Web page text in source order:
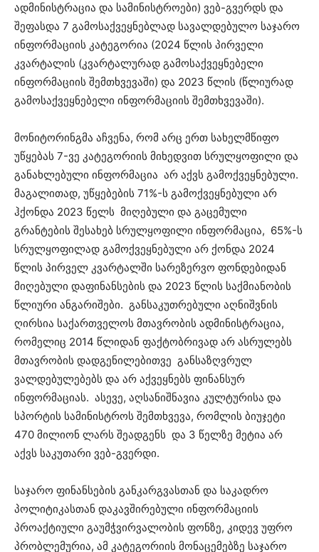
ადმინისტრაცია და სამინისტროები) ვებ-გვერდს და
შეფასდა 7 გამოსაქვეყნებლად სავალდებულო საჯარო
ინფორმაციის კატეგორია (2024 წლის პირველი
კვარტალის (კვარტალურად გამოსაქვეყნებელი
ინფორმაციის შემთხვევაში) და 2023 წლის (წლიურად
გამოსაქვეყნებელი ინფორმაციის შემთხვევაში).
მონიტორინგმა აჩვენა, რომ არც ერთ სახელმწიფო
უწყებას 7-ვე კატეგორიის მიხედვით სრულყოფილი და
განახლებული ინფორმაცია არ აქვს გამოქვეყნებული.
მაგალითად, უწყებების 71%-ს გამოქვეყნებული არ
ჰქონდა 2023 წელს მიღებული და გაცემული
გრანტების შესახებ სრულყოფილი ინფორმაცია, 65%-ს
სრულყოფილად გამოქვეყნებული არ ქონდა 2024
წლის პირველ კვარტალში სარეზერვო ფონდებიდან
მიღებული დაფინანსების და 2023 წლის საქმიანობის
წლიური ანგარიშები. განსაკუთრებული აღნიშვნის
ღირსია საქართველოს მთავრობის ადმინისტრაცია,
რომელიც 2014 წლიდან ფაქტობრივად არ ასრულებს
მთავრობის დადგენილებითვე განსაზღვრულ
ვალდებულებებს და არ აქვეყნებს ფინანსურ
ინფორმაციას. ასევე, აღსანიშნავია კულტურისა და
სპორტის სამინისტროს შემთხვევა, რომლის ბიუჯეტი
470 მილიონ ლარს შეადგენს და 3 წელზე მეტია არ
აქვს საკუთარი ვებ-გვერდი.
საჯარო ფინანსების განკარგვასთან და საკადრო
პოლიტიკასთან დაკავშირებული ინფორმაციის
პროაქტიული გაუმჭვირვალობის ფონზე, კიდევ უფრო
პრობლემურია, ამ კატეგორიის მონაცემებზე საჯარო